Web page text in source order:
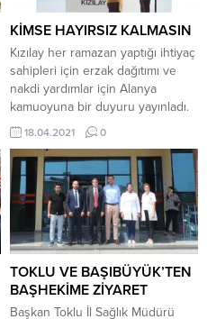
KİMSE HAYIRSIZ KALMASIN
Kızılay her ramazan yaptığı ihtiyaç
sahipleri için erzak dağıtımı ve
nakdi yardımlar için Alanya
kamuoyuna bir duyuru yayınladı.
Pandemi nedeniyle bu sene
erzak ve nakdi yardımlara
başvuruların arttığını. belirten
Kızılay her ihtiyaç sahibine
ulaşmak için, bu hayr yarışına
herkesi davet ediyor. Hergün
ortalama 60 – 70 ihtiyaç sahibi
ailenin başvurduğunu...
18.04.2021 0
TOKLU VE BAŞIBÜYÜK’TEN
BAŞHEKİME ZİYARET
Başkan Toklu İl Sağlık Müdürü